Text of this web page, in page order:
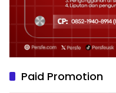
Paid Promotion